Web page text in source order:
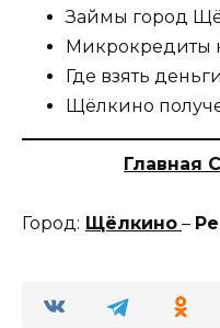
Займы город
Микрокредиты
Где взять
Щёлкино
Главная
Город: Щёлкино –